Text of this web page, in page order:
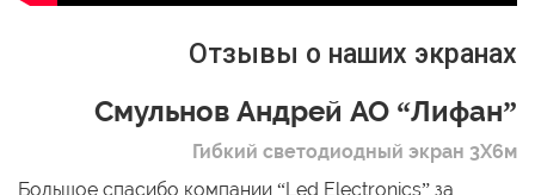
Отзывы о наших экранах
Смульнов Андрей АО “Лифан”
Гибкий светодиодный экран 3Х6м
Большое спасибо компании “Led Electronics” за